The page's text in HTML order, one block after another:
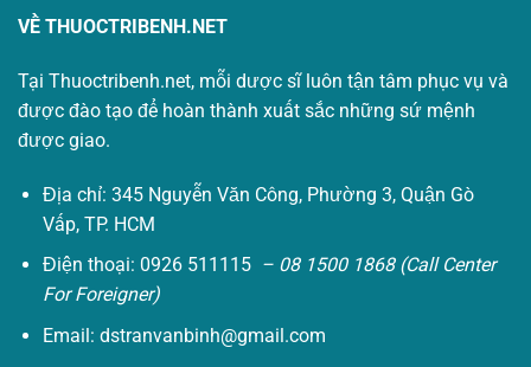
VỀ THUOCTRIBENH.NET
Tại Thuoctribenh.net, mỗi dược sĩ luôn tận tâm phục vụ và
được đào tạo để hoàn thành xuất sắc những sứ mệnh
được giao.
Địa chỉ: 345 Nguyễn Văn Công, Phường 3, Quận Gò
Vấp, TP. HCM
Điện thoại: 0926 511115 – 08 1500 1868 (Call Center
For Foreigner)
Email: dstranvanbinh@gmail.com